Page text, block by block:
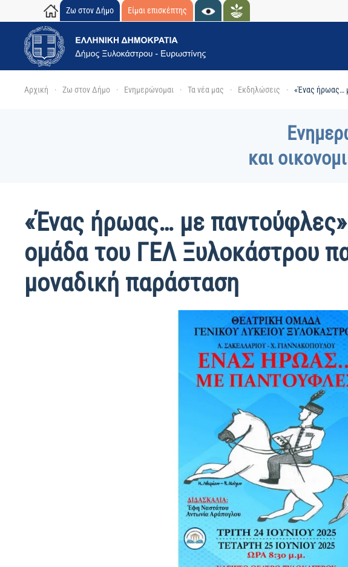
Skip to main content
Ζω στον Δήμο Είμαι επισκέπτης
Αρχική Ζω στον Δήμο Ενημερώνομαι Τα νέα μας Εκδηλώσεις «Ένας ήρωας…
και
«Ένας ήρωας… με
ομάδα του ΓΕΛ Ξυλοκάστρου
μοναδική παράσταση